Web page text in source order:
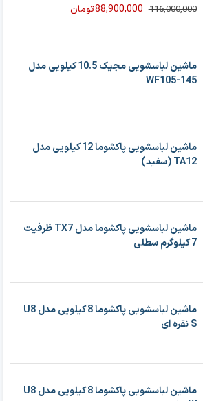
116,000,000
قیمت
بود.
88,900,000تومان
قیمت
است.
ماشین لباسشویی مجیک 10.5 کیلویی مدل
WF105-145
ماشین لباسشویی پاکشوما 12 کیلویی مدل
TA12 (سفید)
ماشین لباسشویی پاکشوما مدل TX7 ظرفیت
7 کیلوگرم سطلی
ماشین لباسشویی پاکشوما 8 کيلويی مدل U8
S نقره ای
ماشین لباسشویی پاکشوما 8 کيلويی مدل U8